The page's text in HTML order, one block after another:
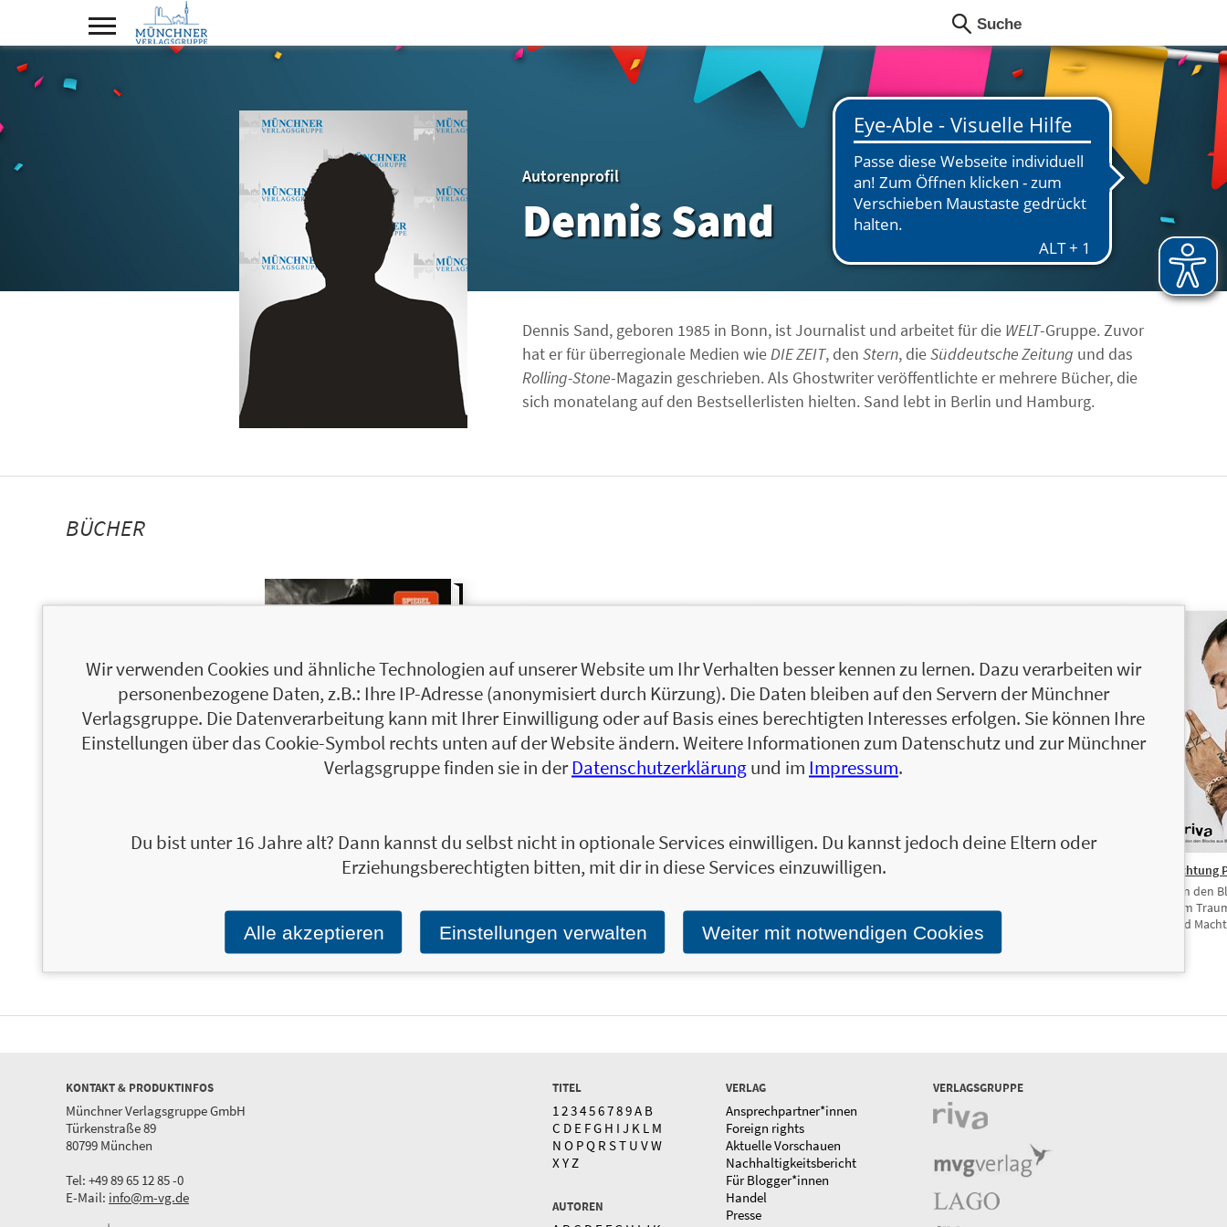
Autorenprofil
Dennis Sand
Dennis Sand, geboren 1985 in Bonn, ist Journalist und arbeitet für die WELT-Gruppe. Zuvor
hat er für überregionale Medien wieDIE ZEIT, den Stern, dieSüddeutsche Zeitung und das
Rolling-Stone-Magazin geschrieben. Als Ghostwriter veröffentlichte er mehrere Bücher, die
sich monatelang auf den Bestsellerlisten hielten. Sand lebt in Berlin und Hamburg.
BÜCHER
19,99 € 19,99 €
Yellow Bar Mitzvah
zum Ruhm
15,00 €
Richtung Paradies
zum Traum von Heimat, Gold
und Macht
Richtung
Von den
zum
und Macht
KONTAKT & PRODUKTINFOS
Münchner Verlagsgruppe GmbH
Türkenstraße 89
80799 München
Tel: +49 89 65 12 85 -0
E-Mail: info@m-vg.de
TITEL
1 23456789A B
C D E FG H I J K L M
N O PQ R ST U VW
X Y Z
AUTOREN
VERLAG
Ansprechpartner*innen
Foreign rights
Aktuelle Vorschauen
Nachhaltigkeitsbericht
Für Blogger*innen
Handel
Presse
VERLAGSGRUPPE
Wir verwenden Cookies und ähnliche Technologien auf unserer Website um Ihr Verhalten besser kennen zu lernen. Dazu verarbeiten wir
personenbezogene Daten, z.B.: Ihre IP-Adresse (anonymisiert durch Kürzung). Die Daten bleiben auf den Servern der Münchner
Verlagsgruppe. Die Datenverarbeitung kann mit Ihrer Einwilligung oder auf Basis eines berechtigten Interesses erfolgen. Sie können Ihre
Einstellungen über das Cookie-Symbol rechts unten auf der Website ändern. Weitere Informationen zum Datenschutz und zur Münchner
Verlagsgruppe finden sie in derDatenschutzerklärungund im Impressum.
Du bist unter 16 Jahre alt? Dann kannst du selbst nicht in optionale Services einwilligen. Du kannst jedoch deine Eltern oder
Erziehungsberechtigten bitten, mit dir in diese Services einzuwilligen.
Alle akzeptieren Einstellungen verwalten Weiter mit notwendigen Cookies